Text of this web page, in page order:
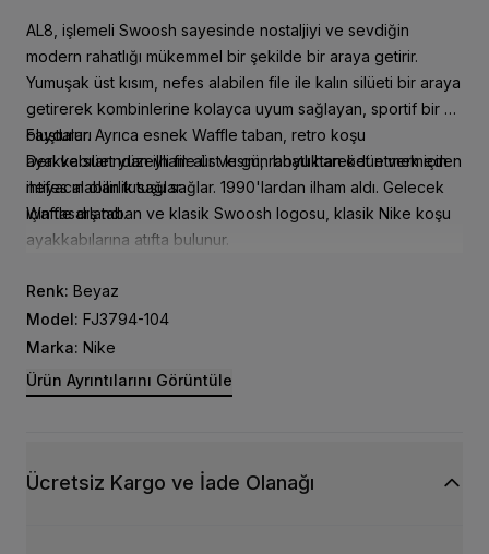
AL8, işlemeli Swoosh sayesinde nostaljiyi ve sevdiğin
modern rahatlığı mükemmel bir şekilde bir araya getirir.
Yumuşak üst kısım, nefes alabilen file ile kalın silüeti bir araya
getirerek kombinlerine kolayca uyum sağlayan, sportif bir stil
oluşturur. Ayrıca esnek Waffle taban, retro koşu
ayakkabılarından ilham alır ve gün boyu hareket etmek için
ihtiyacın olan tutuşu sağlar. 1990'lardan ilham aldı. Gelecek
için tasarlandı.
Faydaları
Deri ve süet yüzeyli file üst kısım, rahatlıktan ödün vermeden
nefes alabilirlik sağlar.
Waffle dış taban ve klasik Swoosh logosu, klasik Nike koşu
ayakkabılarına atıfta bulunur.
Renk: Beyaz
Model: FJ3794-104
Marka: Nike
Ürün Ayrıntılarını Görüntüle
Ücretsiz Kargo ve İade Olanağı